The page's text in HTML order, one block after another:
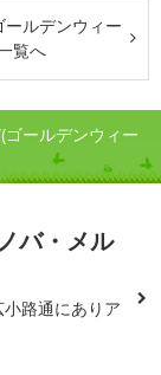
ールデンウィー
覧へ
ールデンウィー
バ・メル
路通にありア